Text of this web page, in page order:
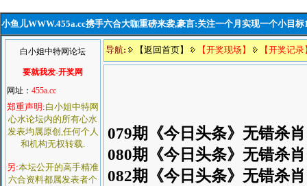
小鱼儿WWW.455a.cc携手六合大咖重磅来袭,豪言:关注一个月实现一个小目标
白小姐中特网论坛
要就我发-开奖网
网址： 455a.cc
郑重声明:白小姐中特网
心水论坛内的所有心水
发表均属原创,任何个人
和机构无权转载.
另:本坛公开的高手精准
六合资料都属发表者个
导航: 【返回首页】 【开奖现场】 【开奖记录
079期《今日头条》无错杀
080期《今日头条》无错杀
082期《今日头条》无错杀